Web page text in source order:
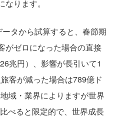
ります。
タから試算すると、春節期
がゼロになった場合の直接
兆円）、影響が長引いて1
客が減った場合は789億ド
域・業界によりますが世界
べると限定的で、世界成長